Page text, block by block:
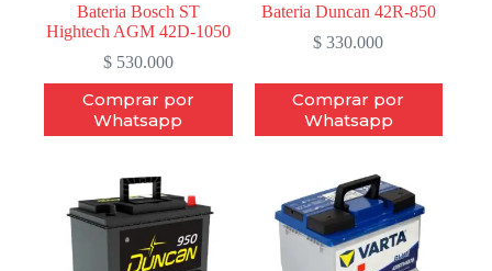
Bateria Bosch ST
Hightech AGM 42D-1050
$530.000
Comprar por
Whatsapp
Bateria Duncan 42R-850
$ 330.000
Comprar por
Whatsapp